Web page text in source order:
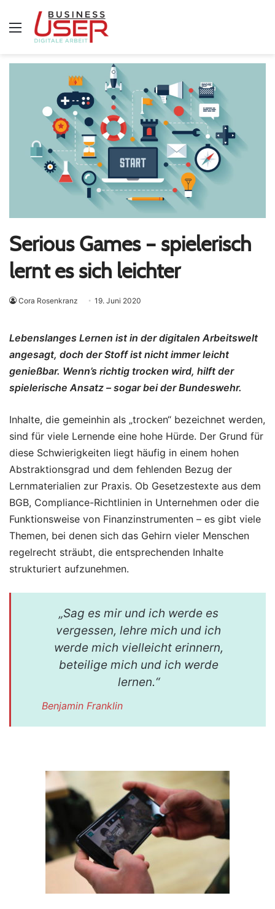
Menü
Serious Games – spielerisch
lernt es sich leichter
Cora Rosenkranz 19. Juni 2020
Lebenslanges Lernen ist in der digitalen Arbeitswelt
angesagt, doch der Stoff ist nicht immer leicht
genießbar. Wenn’s richtig trocken wird, hilft der
spielerische Ansatz – sogar bei der Bundeswehr.
Inhalte, die gemeinhin als „trocken“ bezeichnet werden,
sind für viele Lernende eine hohe Hürde. Der Grund für
diese Schwierigkeiten liegt häufig in einem hohen
Abstraktionsgrad und dem fehlenden Bezug der
Lernmaterialien zur Praxis. Ob Gesetzestexte aus dem
BGB, Compliance-Richtlinien in Unternehmen oder die
Funktionsweise von Finanzinstrumenten – es gibt viele
Themen, bei denen sich das Gehirn vieler Menschen
regelrecht sträubt, die entsprechenden Inhalte
strukturiert aufzunehmen.
„Sag es mir und ich werde es
vergessen, lehre mich und ich
werde mich vielleicht erinnern,
beteilige mich und ich werde
lernen.“
Benjamin Franklin